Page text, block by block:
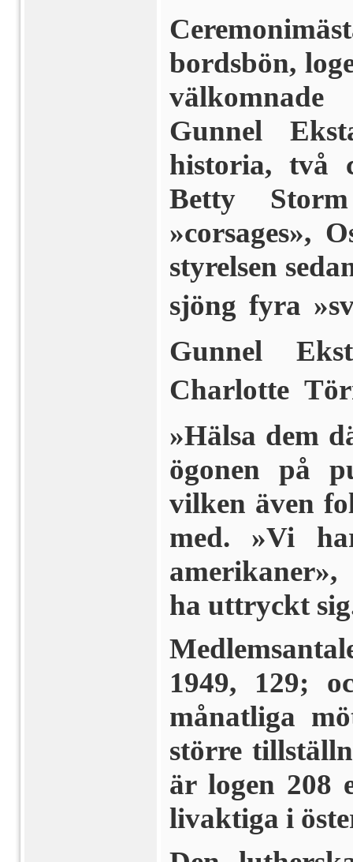
bordsbön,
Gunnel
historia, två
Betty
»corsages»,
styrelsen
sjöng fyra
Gunnel
Charlotte
»Hälsa dem
ögonen på
vilken även
med. »Vi
ha uttryckt
1949, 129;
månatliga
större
är logen 208
livaktiga i